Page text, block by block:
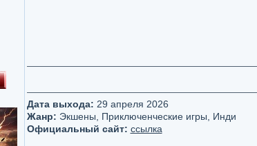
Дата выхода: 29 апреля 2026
Жанр: Экшены, Приключенческие игры, Инди
Официальный сайт: ссылка